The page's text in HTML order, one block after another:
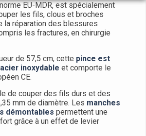
EU-MDR, est spécialement
les fils, clous et broches
la réparation des blessures
les fractures, en chirurgie
de 57,5 cm, cette pince est
inoxydable et comporte le
CE.
de couper des fils durs et des
mm de diamètre. Les manches
démontables permettent une
grâce à un effet de levier